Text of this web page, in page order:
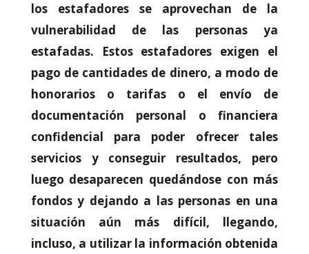
los estafadores se aprovechan de la
vulnerabilidad de las personas ya
estafadas. Estos estafadores exigen el
pago de cantidades de dinero, a modo de
honorarios o tarifas o el envío de
documentación personal o financiera
confidencial para poder ofrecer tales
servicios y conseguir resultados, pero
luego desaparecen quedándose con más
fondos y dejando a las personas en una
situación aún más difícil, llegando,
incluso, a utilizar la información obtenida
Experiencia
Para que
nuestra web
mejor posible
durante tu
rechaza estas
algunas
funcionalidades
de la web.
Marketing
Al compartir tus